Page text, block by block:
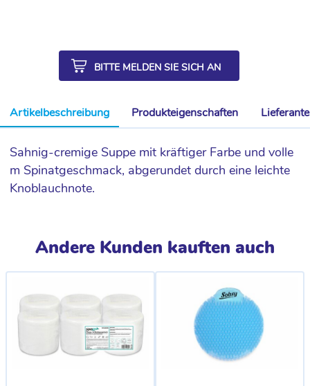
BITTE MELDEN SIE SICH AN
Artikelbeschreibung Produkteigenschaften
Sahnig-cremige Suppe mit kräftiger Farbe und volle
m Spinatgeschmack, abgerundet durch eine leichte
Knoblauchnote.
Andere Kunden kauften auch